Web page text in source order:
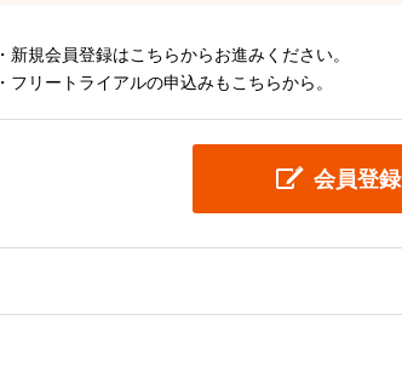
・新規会員登録はこちらからお進みください。
・フリートライアルの申込みもこちらから。
会員登録